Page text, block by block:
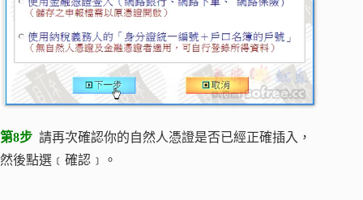
第8步 請再次確認你的自然人憑證是否已經正確插入，
然後點選﹝確認﹞。